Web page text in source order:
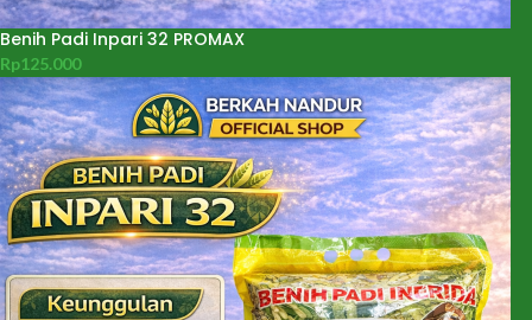
Benih Padi Inpari 32 PROMAX
Rp125.000